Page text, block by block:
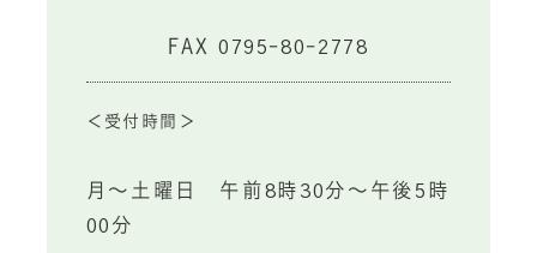
FAX 0795-80-2778
＜受付時間＞
月～土曜日　午前8時30分～午後5時
00分